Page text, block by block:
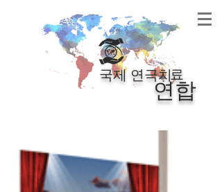
국제 연극치료
연합